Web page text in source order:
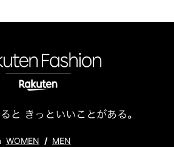
WOMEN / MEN